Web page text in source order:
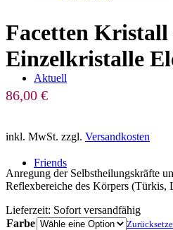
Aktuell
Friends
Facetten Kristall
Einzelkristalle
86,00 €
inkl. MwSt. zzgl. Versandkosten
Anregung der Selbstheilungskräfte
Reflexbereiche des Körpers (Türkis,
Lieferzeit: Sofort versandfähig
Farbe